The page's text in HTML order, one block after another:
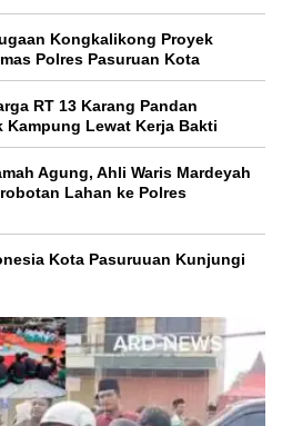
Kongkalikong Proyek
Polres Pasuruan Kota
RT 13 Karang Pandan
Kampung Lewat Kerja Bakti
Agung, Ahli Waris Mardeyah
Lahan ke Polres
Kota Pasuruuan Kunjungi